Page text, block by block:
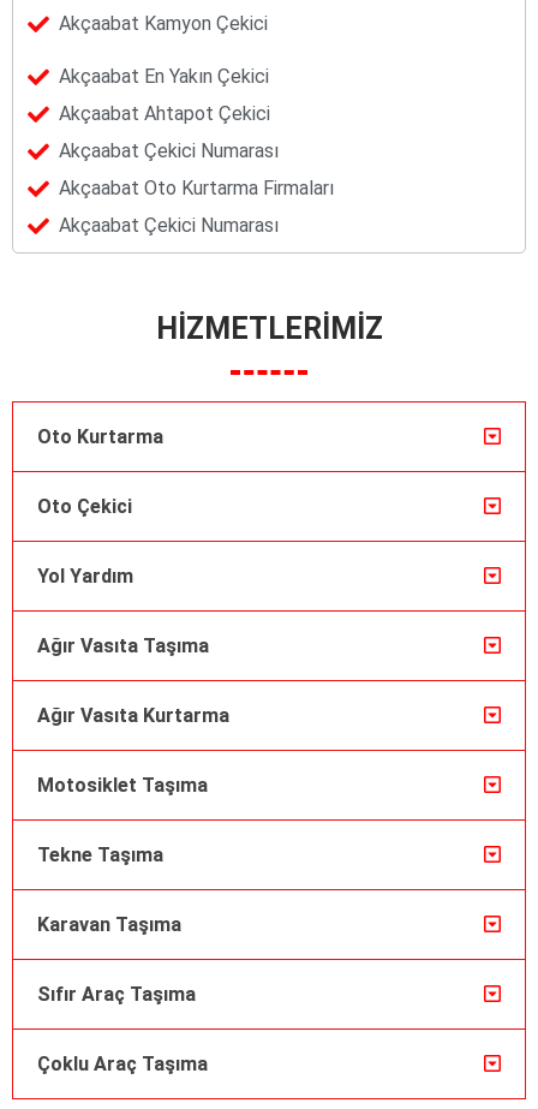
Akçaabat Kamyon Çekici
Akçaabat En Yakın Çekici
Akçaabat Ahtapot Çekici
Akçaabat Çekici Numarası
Akçaabat Oto Kurtarma Firmaları
Akçaabat Çekici Numarası
HİZMETLERİMİZ
Oto Kurtarma
Oto Çekici
Yol Yardım
Ağır Vasıta Taşıma
Ağır Vasıta Kurtarma
Motosiklet Taşıma
Tekne Taşıma
Karavan Taşıma
Sıfır Araç Taşıma
Çoklu Araç Taşıma